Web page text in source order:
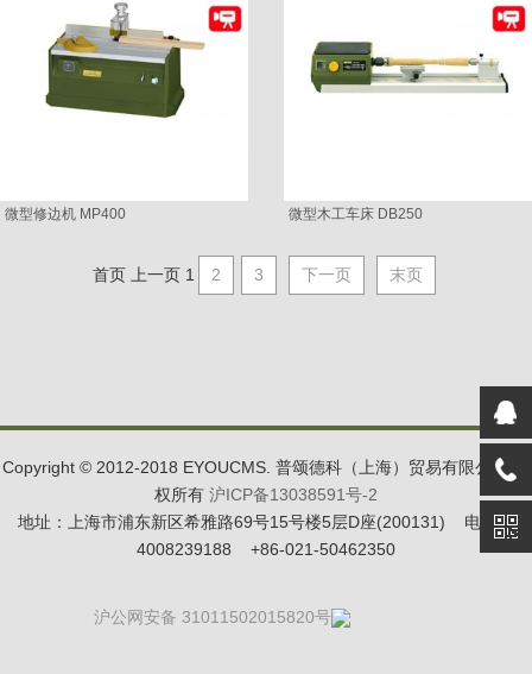
微型修边机 MP400 微型木工车床 DB250
首页 上一页 1 2 3 下一页 末页
Copyright © 2012-2018 EYOUCMS. 普颂德科（上海）贸易有限公司 版
权所有 沪ICP备13038591号-2
地址：上海市浦东新区希雅路69号15号楼5层D座(200131) 电话：
4008239188 +86-021-50462350
沪公网安备 31011502015820号